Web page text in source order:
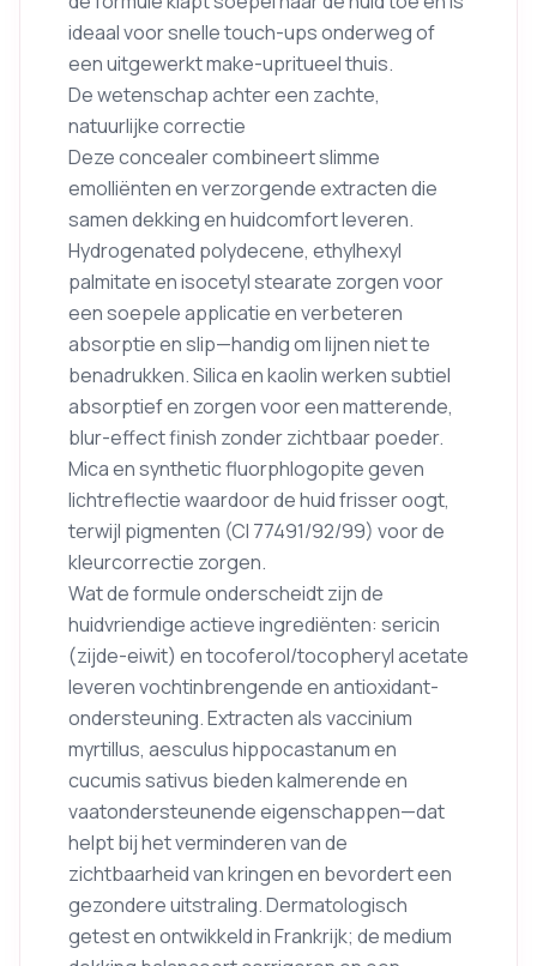
ideaal voor snelle touch-ups onderweg of
een uitgewerkt make-upritueel thuis.
De wetenschap achter een zachte,
natuurlijke correctie
Deze concealer combineert slimme
emolliënten en verzorgende extracten die
samen dekking en huidcomfort leveren.
Hydrogenated polydecene, ethylhexyl
palmitate en isocetyl stearate zorgen voor
een soepele applicatie en verbeteren
absorptie en slip—handig om lijnen niet te
benadrukken. Silica en kaolin werken subtiel
absorptief en zorgen voor een matterende,
blur-effect finish zonder zichtbaar poeder.
Mica en synthetic fluorphlogopite geven
lichtreflectie waardoor de huid frisser oogt,
terwijl pigmenten (CI 77491/92/99) voor de
kleurcorrectie zorgen.
Wat de formule onderscheidt zijn de
huidvriendige actieve ingrediënten: sericin
(zijde-eiwit) en tocoferol/tocopheryl acetate
leveren vochtinbrengende en antioxidant-
ondersteuning. Extracten als vaccinium
myrtillus, aesculus hippocastanum en
cucumis sativus bieden kalmerende en
vaatondersteunende eigenschappen—dat
helpt bij het verminderen van de
zichtbaarheid van kringen en bevordert een
gezondere uitstraling. Dermatologisch
getest en ontwikkeld in Frankrijk; de medium